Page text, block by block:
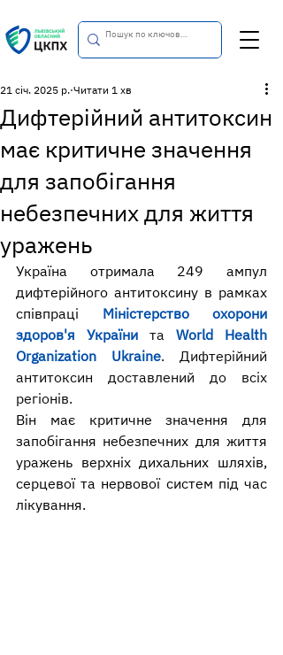
Дифтерійний антитоксин
має критичне значення
для запобігання
небезпечних для життя
уражень
21 січ. 2025 р. Читати 1 хв
Україна отримала 249 ампул
дифтерійного антитоксину в рамках
співпраці Міністерство охорони
здоров'я України та World Health
Organization Ukraine. Дифтерійний
антитоксин доставлений до всіх
регіонів.
Він має критичне значення для
запобігання небезпечних для життя
уражень верхніх дихальних шляхів,
серцевої та нервової систем під час
лікування.